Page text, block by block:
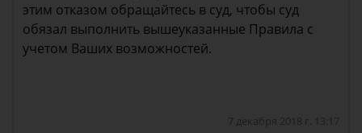
этим отказом обращайтесь в суд, чтобы суд
обязал выполнить вышеуказанные Правила с
учетом Ваших возможностей.
7 декабря 2018 г. 13:17